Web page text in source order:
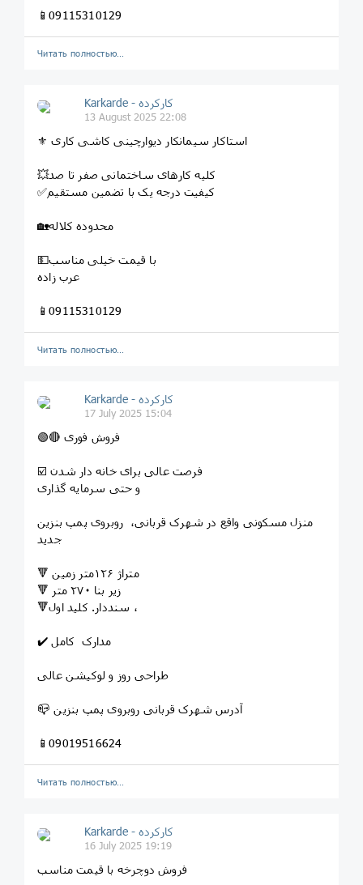
📱09115310129
Читать полностью…
Karkarde - کارکرده
13 August 2025 22:08
⚜ استاکار سیمانکار دیوارچینی کاشی کاری
💥کلیه کارهای ساختمانی صفر تا صد
✅کیفیت درجه یک با تضمین مستقیم
🏡محدوده کلاله
💵با قیمت خیلی مناسب
عرب زاده
📱09115310129
Читать полностью…
Karkarde - کارکرده
17 July 2025 15:04
☑️ فرصت عالی برای خانه دار شدن
منزل مسکونی واقع در شهرک قربانی، روبروی پمپ بنزین
جدید
🔻 متراژ ۱۲۶متر زمین
🔻سنددار. کلید اول ،
✔️ مدارک کامل
طراحی روز و لوکیشن عالی
📪 آدرس شهرک قربانی روبروی پمپ بنزین
📱09019516624
Читать полностью…
Karkarde - کارکرده
16 July 2025 19:19
فروش دوچرخه با قیمت مناسب